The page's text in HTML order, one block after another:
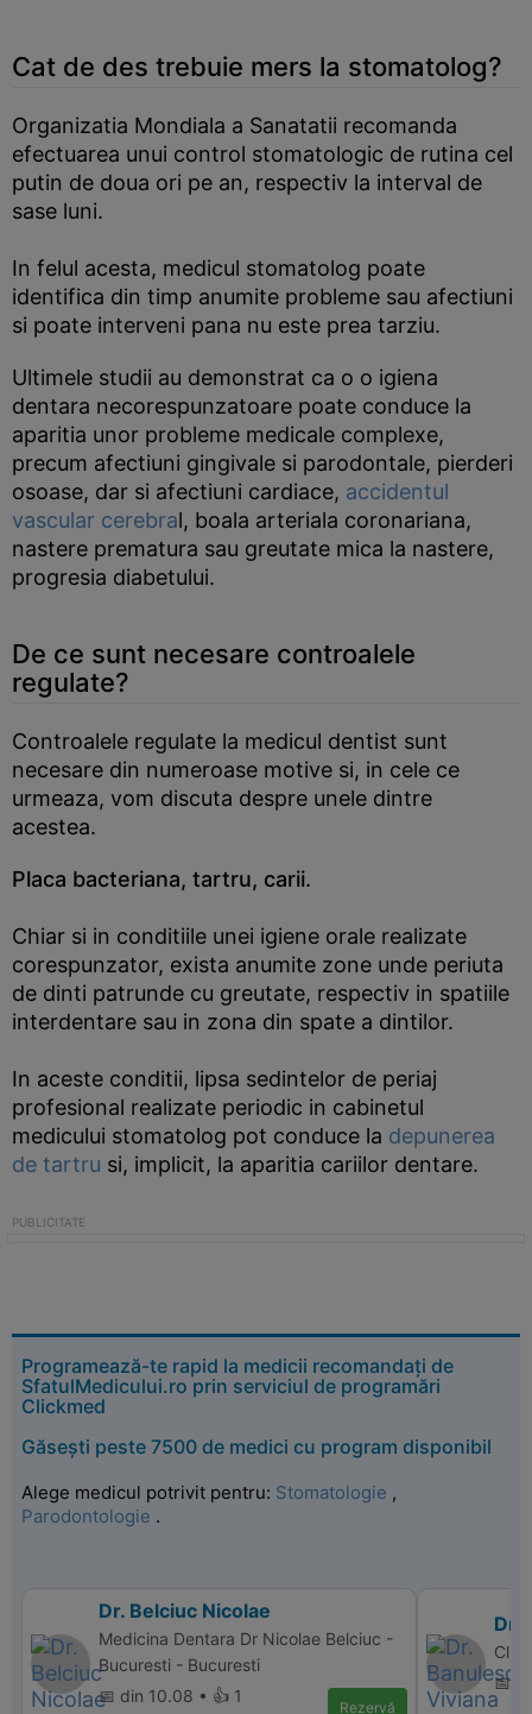
Cat de des trebuie mers la stomatolog?
Organizatia Mondiala a Sanatatii recomanda
efectuarea unui control stomatologic de rutina cel
putin de doua ori pe an, respectiv la interval de
sase luni.
In felul acesta, medicul stomatolog poate
identifica din timp anumite probleme sau afectiuni
si poate interveni pana nu este prea tarziu.
Ultimele studii au demonstrat ca o o igiena
dentara necorespunzatoare poate conduce la
aparitia unor probleme medicale complexe,
precum afectiuni gingivale si parodontale, pierderi
osoase, dar si afectiuni cardiace, accidentul
vascular cerebral, boala arteriala coronariana,
nastere prematura sau greutate mica la nastere,
progresia diabetului.
De ce sunt necesare controalele
regulate?
Controalele regulate la medicul dentist sunt
necesare din numeroase motive si, in cele ce
urmeaza, vom discuta despre unele dintre
acestea.
Placa bacteriana, tartru, carii.
Chiar si in conditiile unei igiene orale realizate
corespunzator, exista anumite zone unde periuta
de dinti patrunde cu greutate, respectiv in spatiile
interdentare sau in zona din spate a dintilor.
In aceste conditii, lipsa sedintelor de periaj
profesional realizate periodic in cabinetul
medicului stomatolog pot conduce la depunerea
de tartru si, implicit, la aparitia cariilor dentare.
Programează-te rapid la medicii recomandați de
SfatulMedicului.ro prin serviciul de programări
Clickmed
Găsești peste 7500 de medici cu program disponibil
Alege medicul potrivit pentru: Stomatologie ,
Parodontologie .
Dr. Belciuc Nicolae
Medicina Dentara Dr Nicolae Belciuc -
Bucuresti - Bucuresti
📅 din 10.08 • 👍 1
Rezervă
Dr.
📅